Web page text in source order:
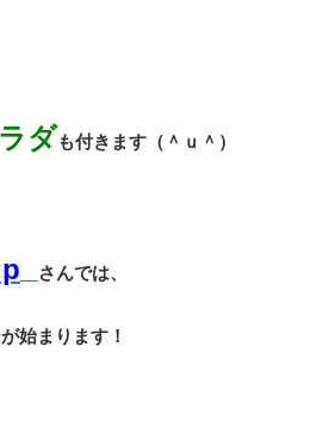
ダも付きます（＾ｕ＾）
さんでは、
が始まります！